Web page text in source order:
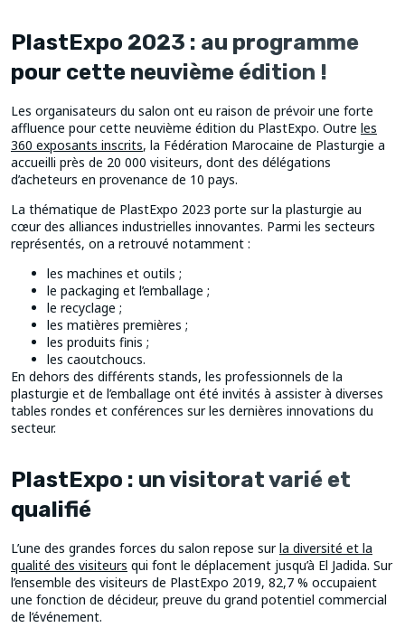
PlastExpo 2023 : au programme
pour cette neuvième édition !
Les organisateurs du salon ont eu raison de prévoir une forte
affluence pour cette neuvième édition du PlastExpo. Outre les
360 exposants inscrits, la Fédération Marocaine de Plasturgie a
accueilli près de 20 000 visiteurs, dont des délégations
d’acheteurs en provenance de 10 pays.
La thématique de PlastExpo 2023 porte sur la plasturgie au
cœur des alliances industrielles innovantes. Parmi les secteurs
représentés, on a retrouvé notamment :
les machines et outils ;
le packaging et l’emballage ;
le recyclage ;
les matières premières ;
les produits finis ;
les caoutchoucs.
En dehors des différents stands, les professionnels de la
plasturgie et de l’emballage ont été invités à assister à diverses
tables rondes et conférences sur les dernières innovations du
secteur.
PlastExpo : un visitorat varié et
qualifié
L’une des grandes forces du salon repose surla diversité et la
qualité des visiteurs qui font le déplacement jusqu’à El Jadida. Sur
l’ensemble des visiteurs de PlastExpo 2019, 82,7 % occupaient
une fonction de décideur, preuve du grand potentiel commercial
de l’événement.